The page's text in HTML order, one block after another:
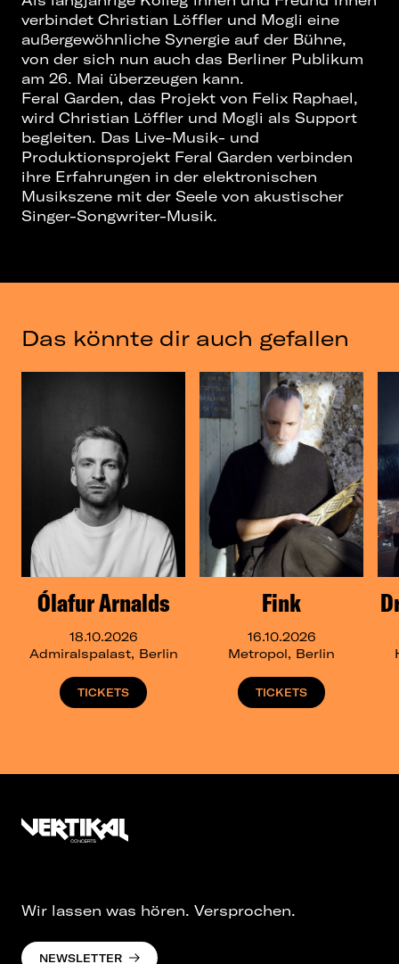
verbindet Christian Löffler und Mogli eine
außergewöhnliche Synergie auf der Bühne,
von der sich nun auch das Berliner Publikum
am 26. Mai überzeugen kann.
Feral Garden, das Projekt von Felix Raphael,
wird Christian Löffler und Mogli als Support
begleiten. Das Live-Musik- und
Produktionsprojekt Feral Garden verbinden
ihre Erfahrungen in der elektronischen
Musikszene mit der Seele von akustischer
Singer-Songwriter-Musik.
Das könnte dir auch gefallen
Ólafur Arnalds
18.10.2026
Admiralspalast, Berlin
TICKETS
Fink
16.10.2026
Metropol, Berlin
TICKETS
Wir lassen was hören. Versprochen.
NEWSLETTER